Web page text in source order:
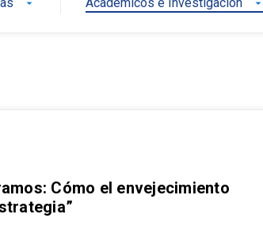
arrow_drop_down arrow_drop_down
Cómo el envejecimiento